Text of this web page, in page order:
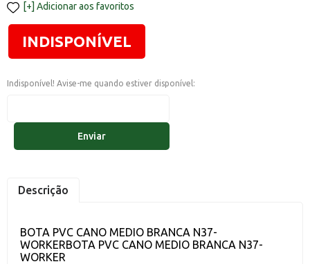
Adicionar aos favoritos
INDISPONÍVEL
Indisponível! Avise-me quando estiver disponível:
Enviar
Descrição
BOTA PVC CANO MEDIO BRANCA N37-
WORKERBOTA PVC CANO MEDIO BRANCA N37-
WORKER